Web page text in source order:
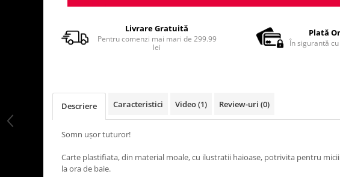
Livrare Gratuită
Pentru comenzi mai mari de 299.99
lei
Plată
În sigurantă
Descriere Caracteristici Video(1) Review-uri (0)
Somn ușor tuturor!
Carte plastifiata, din material moale, cu ilustratii haioase, potrivita pentru
la ora de baie.